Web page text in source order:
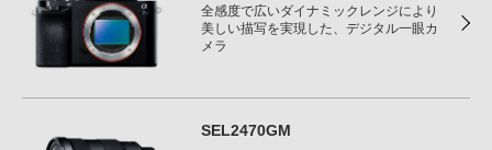
全感度で広いダイナミックレンジにより
美しい描写を実現した、デジタル一眼カ
メラ
SEL2470GM